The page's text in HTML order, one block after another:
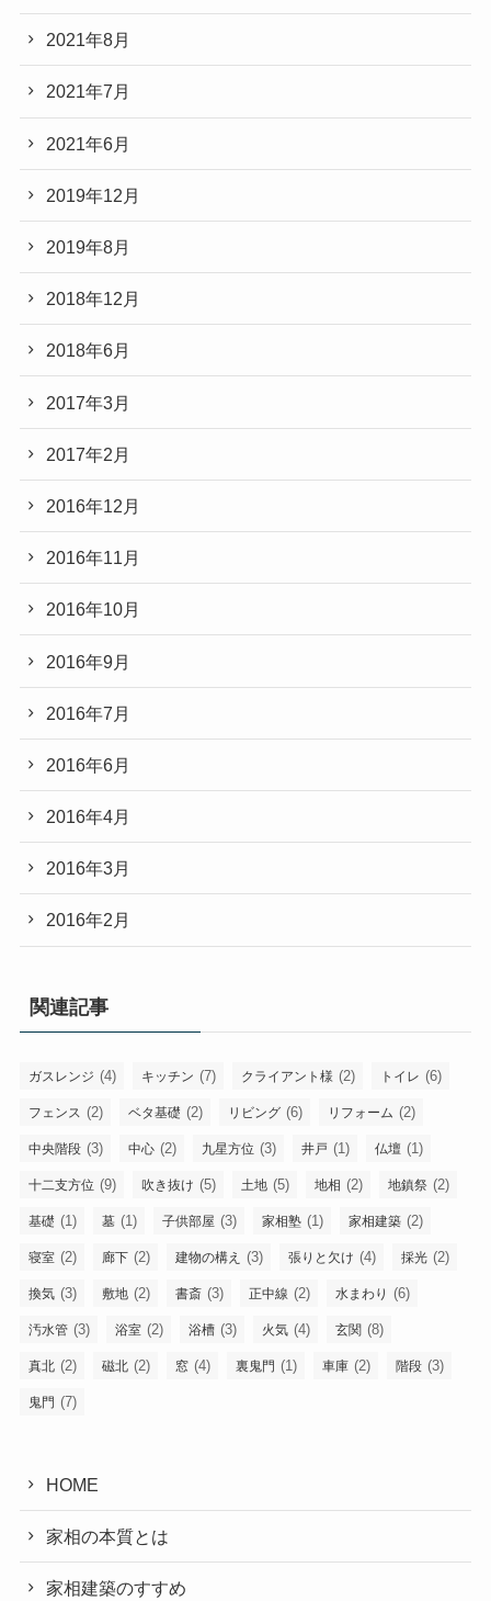
2021年8月
2021年7月
2021年6月
2019年12月
2019年8月
2018年12月
2018年6月
2017年3月
2017年2月
2016年12月
2016年11月
2016年10月
2016年9月
2016年7月
2016年6月
2016年4月
2016年3月
2016年2月
関連記事
ガスレンジ (4) キッチン (7) クライアント様 (2) トイレ (6)
フェンス (2) ベタ基礎 (2) リビング (6) リフォーム (2)
中央階段 (3) 中心 (2) 九星方位 (3) 井戸 (1) 仏壇 (1)
十二支方位 (9) 吹き抜け (5) 土地 (5) 地相 (2) 地鎮祭 (2)
基礎 (1) 墓 (1) 子供部屋 (3) 家相塾 (1) 家相建築 (2)
寝室 (2) 廊下 (2) 建物の構え (3) 張りと欠け (4) 採光 (2)
換気 (3) 敷地 (2) 書斎 (3) 正中線 (2) 水まわり (6)
汚水管 (3) 浴室 (2) 浴槽 (3) 火気 (4) 玄関 (8)
真北 (2) 磁北 (2) 窓 (4) 裏鬼門 (1) 車庫 (2) 階段 (3)
鬼門 (7)
HOME
家相の本質とは
家相建築のすすめ